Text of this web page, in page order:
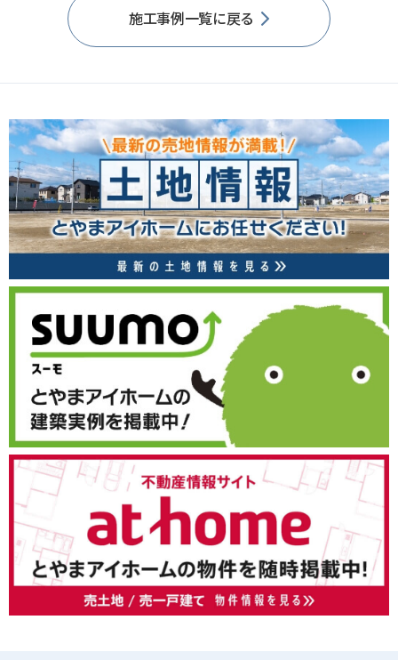
施工事例一覧に戻る